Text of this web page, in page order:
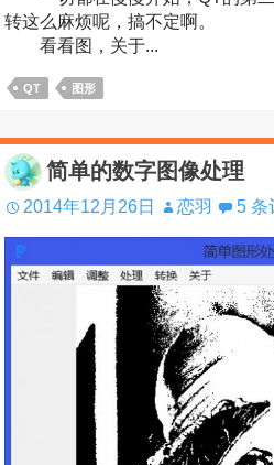
转这么麻烦呢，搞不定啊。
看看图，关于...
QT 图形
简单的数字图像处理
2014年12月26日 恋羽 5 条